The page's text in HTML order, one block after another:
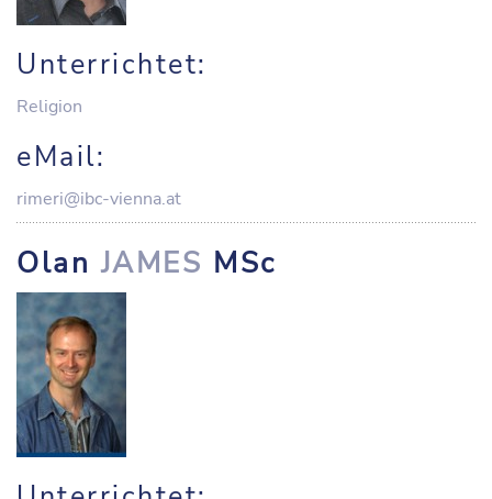
Unterrichtet:
Religion
eMail:
rimeri@ibc-vienna.at
OlanJAMES MSc